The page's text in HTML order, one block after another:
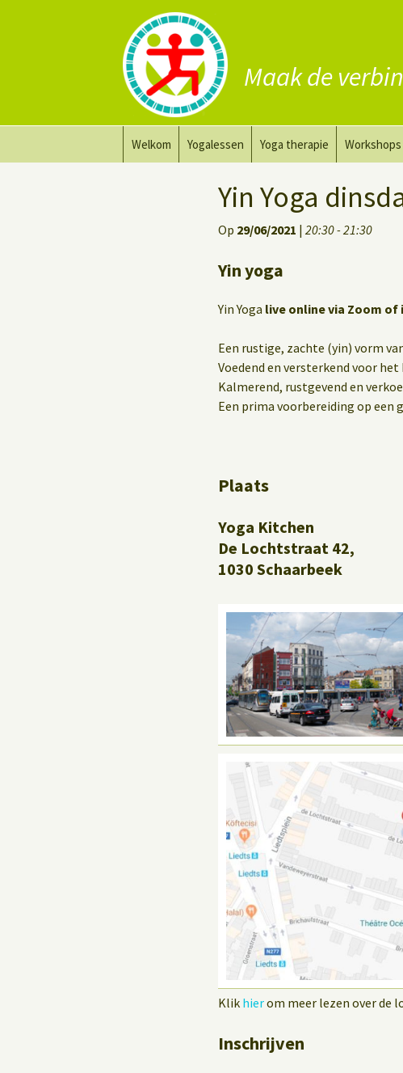
Maak de
Welkom Yogalessen
Prana Yoga Flow Basic
Yoga op het werk
Yoga therapie
Yoga voor heling
Workshops
Naaktyoga
Yin Yoga
Op 29/06/2021 | 20:30 - 21:30
Yin yoga
Yin Yoga live online via Zoom of
Een rustige, zachte (yin) vorm
Voedend en versterkend voor
Kalmerend, rustgevend en
Een prima voorbereiding op een
Plaats
Yoga Kitchen
De Lochtstraat 42,
1030 Schaarbeek
Klik hierom meer lezen over de
Inschrijven